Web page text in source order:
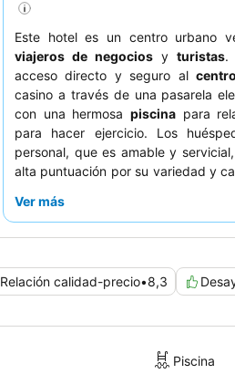
Este hotel es un centro urbano
viajeros de negociosy turistas.
acceso directo y seguro al
casino a través de una pasarela
con una hermosa piscina para
para hacer ejercicio. Los
personal, que es amable y
alta puntuación por su variedad y
considerar solicitar una habitación
Ver más
Relación calidad-precio•8,3
Piscina